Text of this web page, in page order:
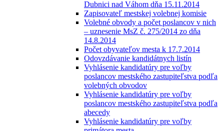
Dubnici nad Váhom dňa 15.11.2014
Zapisovateľ mestskej volebnej komisie
Volebné obvody a počet poslancov v nich
– uznesenie MsZ č. 275/2014 zo dňa
14.8.2014
Počet obyvateľov mesta k 17.7.2014
Odovzdávanie kandidátnych listín
Vyhlásenie kandidatúry pre voľby
poslancov mestského zastupiteľstva podľa
volebných obvodov
Vyhlásenie kandidatúry pre voľby
poslancov mestského zastupiteľstva podľa
abecedy
Vyhlásenie kandidatúry pre voľby